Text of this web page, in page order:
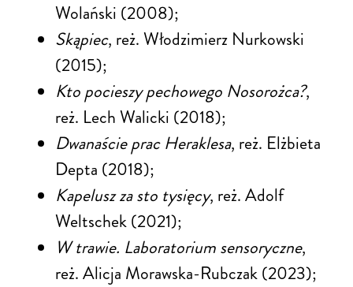
Wolański (2008);
Skąpiec, reż. Włodzimierz Nurkowski
(2015);
Kto pocieszy pechowego Nosorożca?,
reż. Lech Walicki (2018);
Dwanaście prac Heraklesa, reż. Elżbieta
Depta (2018);
Kapelusz za sto tysięcy, reż. Adolf
Weltschek (2021);
W trawie. Laboratorium sensoryczne,
reż. Alicja Morawska-Rubczak (2023);